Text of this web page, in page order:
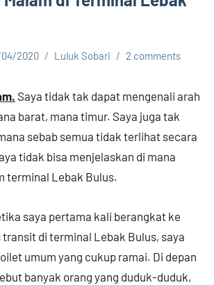
04/2020 Luluk Sobari 2 comments
Saya tidak tak dapat mengenali arah
barat, mana timur. Saya juga tak
sebab semua tidak terlihat secara
tidak bisa menjelaskan di mana
terminal Lebak Bulus.
saya pertama kali berangkat ke
transit di terminal Lebak Bulus, saya
umum yang cukup ramai. Di depan
banyak orang yang duduk-duduk,